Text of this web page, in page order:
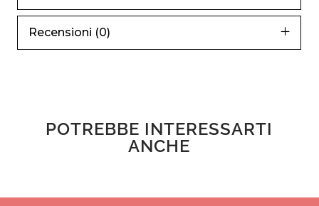
Recensioni (0)
POTREBBE INTERESSARTI
ANCHE